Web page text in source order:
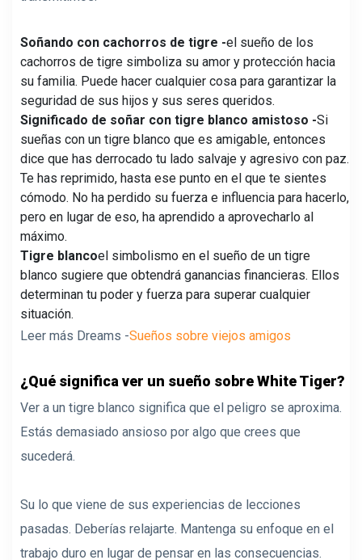
Soñando con cachorros de tigre -el sueño de los
cachorros de tigre simboliza su amor y protección hacia
su familia. Puede hacer cualquier cosa para garantizar la
seguridad de sus hijos y sus seres queridos.
Significado de soñar con tigre blanco amistoso -Si
sueñas con un tigre blanco que es amigable, entonces
dice que has derrocado tu lado salvaje y agresivo con paz.
Te has reprimido, hasta ese punto en el que te sientes
cómodo. No ha perdido su fuerza e influencia para hacerlo,
pero en lugar de eso, ha aprendido a aprovecharlo al
máximo.
Tigre blancoel simbolismo en el sueño de un tigre
blanco sugiere que obtendrá ganancias financieras. Ellos
determinan tu poder y fuerza para superar cualquier
situación.
Leer más Dreams -Sueños sobre viejos amigos
¿Qué significa ver un sueño sobre White Tiger?
Ver a un tigre blanco significa que el peligro se aproxima.
Estás demasiado ansioso por algo que crees que
sucederá.
Su lo que viene de sus experiencias de lecciones
pasadas. Deberías relajarte. Mantenga su enfoque en el
trabajo duro en lugar de pensar en las consecuencias.